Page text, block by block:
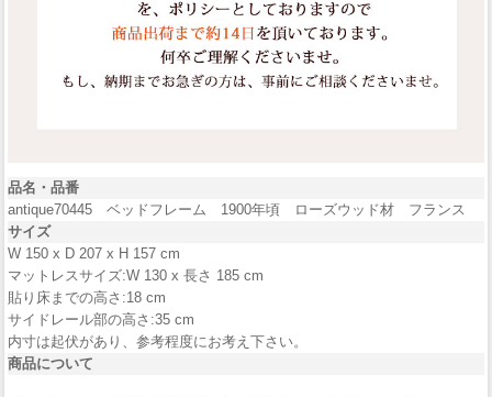
品名・品番
antique70445 ベッドフレーム 1900年頃 ローズウッド材 フランス
サイズ
W 150 x D 207 x H 157 cm
マットレスサイズ:W 130 x 長さ 185 cm
貼り床までの高さ:18 cm
サイドレール部の高さ:35 cm
内寸は起伏があり、参考程度にお考え下さい。
商品について